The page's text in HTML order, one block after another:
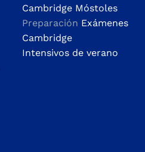
Cambridge Móstoles
Preparación Exámenes
Cambridge
Intensivos de verano